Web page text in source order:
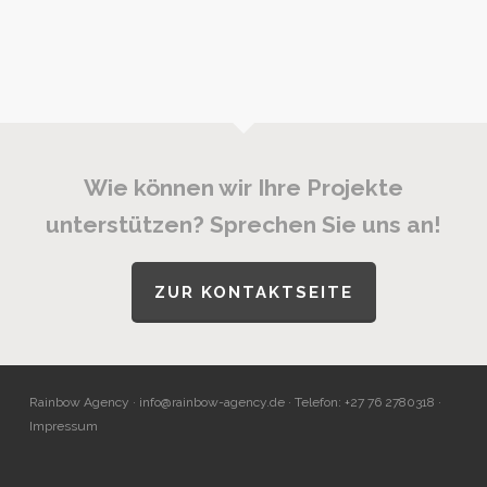
Wie können wir Ihre Projekte
unterstützen? Sprechen Sie uns an!
ZUR KONTAKTSEITE
Rainbow Agency · info@rainbow-agency.de· Telefon: +27 76 2780318 ·
Impressum